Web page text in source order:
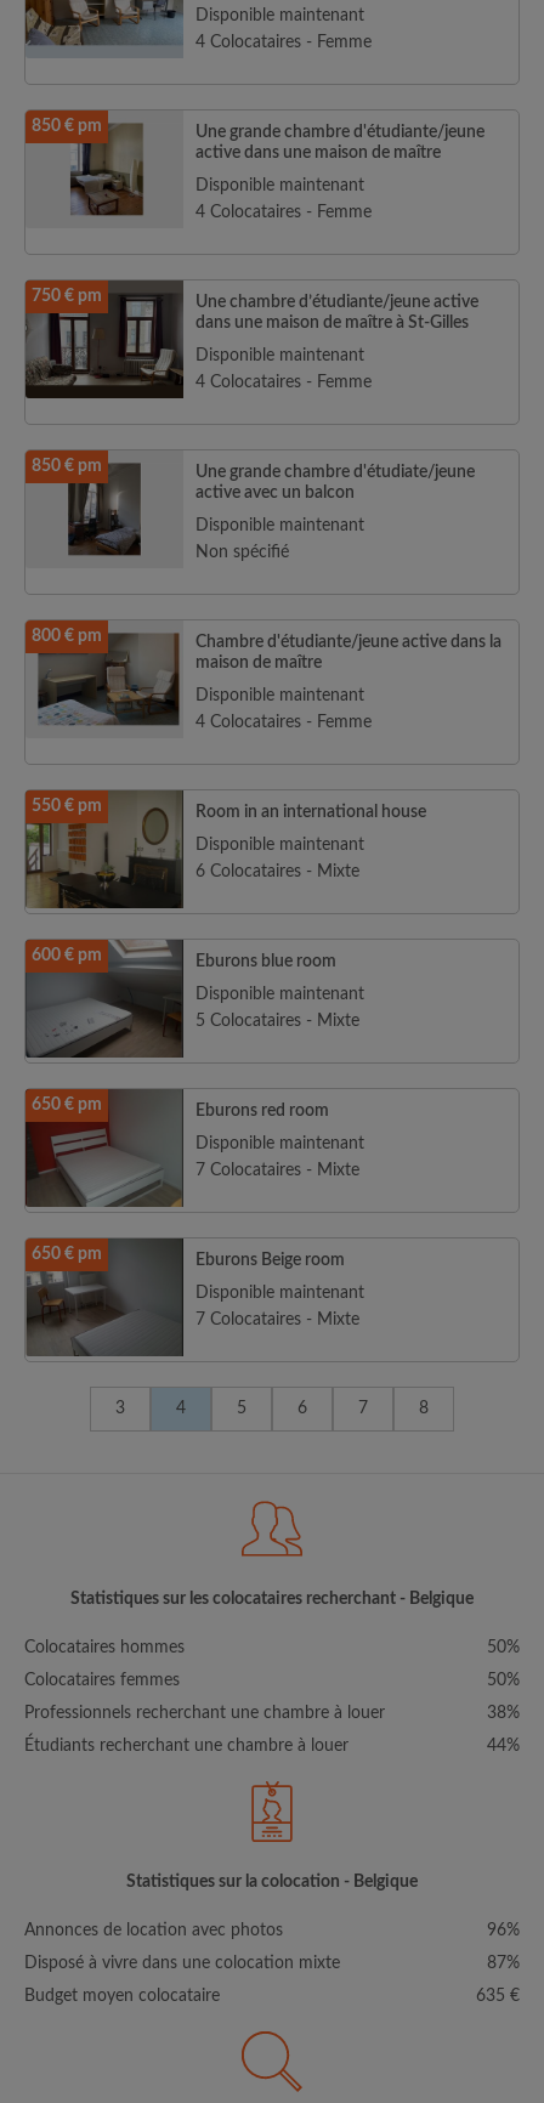
Disponible maintenant
4 Colocataires - Femme
850 € pm
Une grande chambre d'étudiante/jeune
active dans une maison de maître
Disponible maintenant
4 Colocataires - Femme
750 € pm
Une chambre d’étudiante/jeune active
dans une maison de maître à St-Gilles
Disponible maintenant
4 Colocataires - Femme
850 € pm
Une grande chambre d'étudiate/jeune
active avec un balcon
Disponible maintenant
Non spécifié
800 € pm
Chambre d'étudiante/jeune active dans la
maison de maître
Disponible maintenant
4 Colocataires - Femme
550 € pm
Room in an international house
Disponible maintenant
6 Colocataires - Mixte
600 € pm
Eburons blue room
Disponible maintenant
5 Colocataires - Mixte
650 € pm
Eburons red room
Disponible maintenant
7 Colocataires - Mixte
650 € pm
Eburons Beige room
Disponible maintenant
7 Colocataires - Mixte
3 4 5 6 7 8
Statistiques sur les colocataires recherchant - Belgique
Colocataires hommes
50%
Colocataires femmes
50%
Professionnels recherchant une chambre à louer
38%
Étudiants recherchant une chambre à louer
44%
Statistiques sur la colocation - Belgique
Annonces de location avec photos
96%
Disposé à vivre dans une colocation mixte
87%
Budget moyen colocataire
635 €